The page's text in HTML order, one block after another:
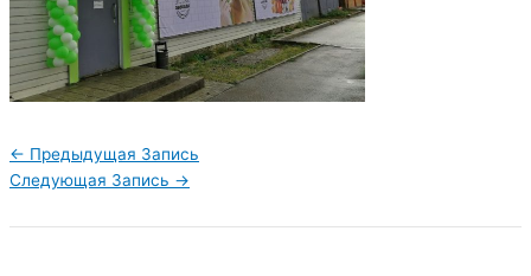
← Предыдущая Запись
Следующая Запись →